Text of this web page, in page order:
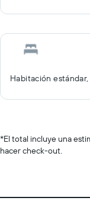
Habitación
*El total incluye una
hacer check-out.